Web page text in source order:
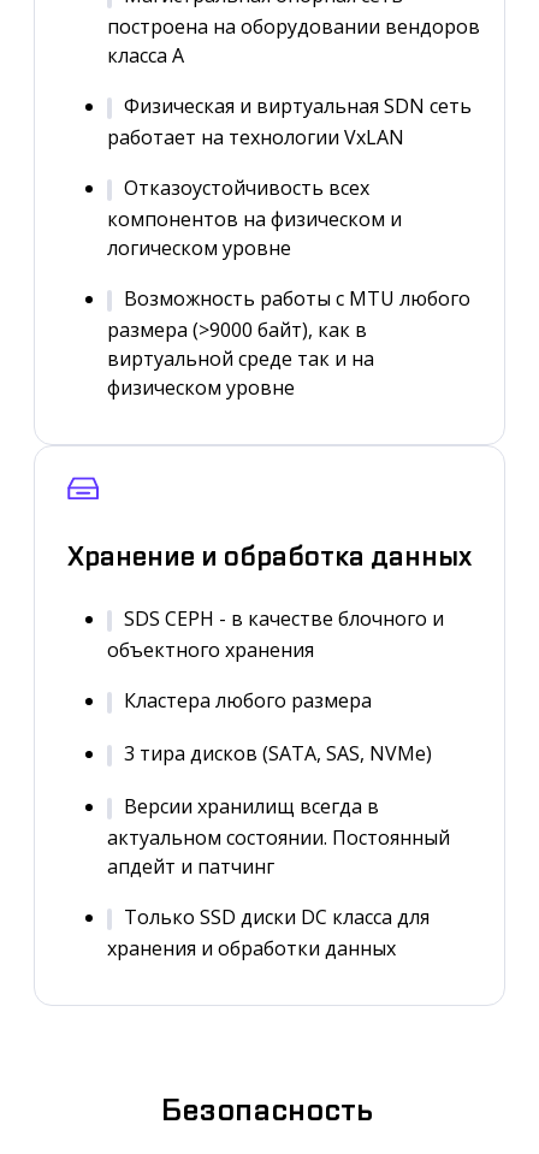
построена на оборудовании вендоров
класса А
Физическая и виртуальная SDN сеть
работает на технологии VxLAN
Отказоустойчивость всех
компонентов на физическом и
логическом уровне
Возможность работы с MTU любого
размера (>9000 байт), как в
виртуальной среде так и на
физическом уровне
Хранение и обработка данных
SDS CEPH - в качестве блочного и
объектного хранения
Кластера любого размера
3 тира дисков (SATA, SAS, NVMe)
Версии хранилищ всегда в
актуальном состоянии. Постоянный
апдейт и патчинг
Только SSD диски DC класса для
хранения и обработки данных
Безопасность